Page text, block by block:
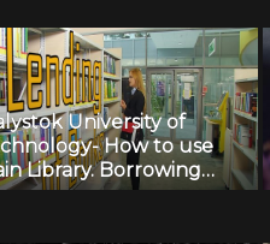
University of
How to use
Library. Borrowing